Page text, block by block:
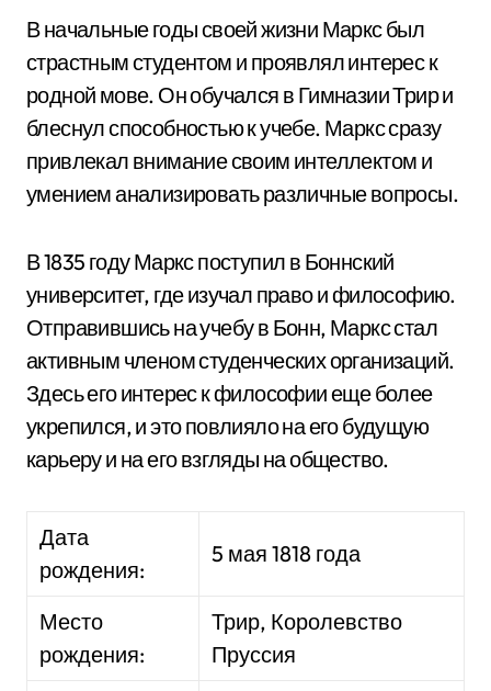
В начальные годы своей жизни Маркс был
страстным студентом и проявлял интерес к
родной мове. Он обучался в Гимназии Трир и
блеснул способностью к учебе. Маркс сразу
привлекал внимание своим интеллектом и
умением анализировать различные вопросы.
В 1835 году Маркс поступил в Боннский
университет, где изучал право и философию.
Отправившись на учебу в Бонн, Маркс стал
активным членом студенческих организаций.
Здесь его интерес к философии еще более
укрепился, и это повлияло на его будущую
карьеру и на его взгляды на общество.
Дата
рождения:
5 мая 1818 года
Место
рождения:
Трир, Королевство
Пруссия